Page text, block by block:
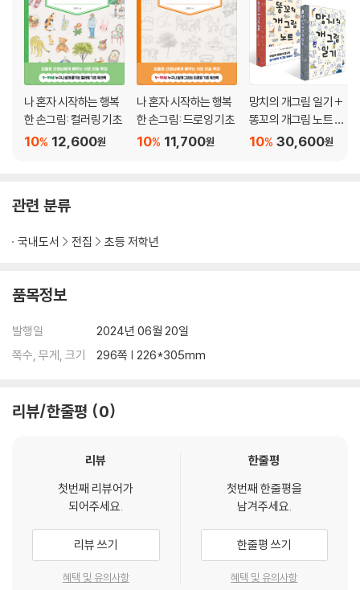
나 혼자 시작하는 행복
한 손그림: 컬러링 기초
12,600원
10%
나 혼자 시작하는 행복
한 손그림: 드로잉 기초
11,700원
10%
망치의 개그림 일기 +
똥꼬의 개그림 노트 세
트
30,600원
10%
관련 분류
국내도서 전집 초등 저학년
품목정보
발행일
2024년 06월 20일
쪽수, 무게, 크기
296쪽 | 226*305mm
리뷰/한줄평 0
리뷰
첫번째 리뷰어가
되어주세요.
리뷰 쓰기
혜택 및 유의사항
한줄평
첫번째 한줄평을
남겨주세요.
한줄평 쓰기
혜택 및 유의사항